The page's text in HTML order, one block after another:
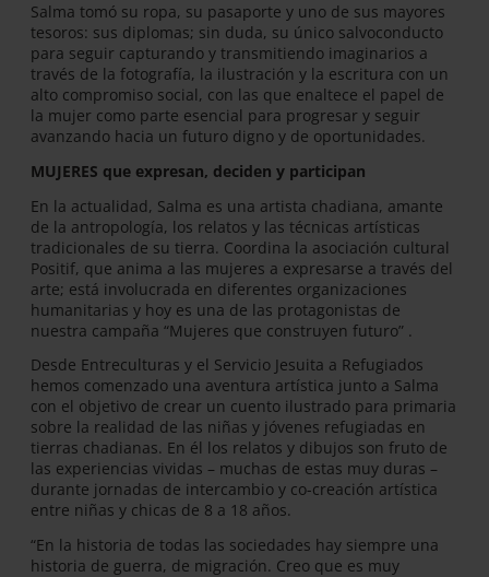
Salma tomó su ropa, su pasaporte y uno de sus mayores
tesoros: sus diplomas; sin duda, su único salvoconducto
para seguir capturando y transmitiendo imaginarios a
través de la fotografía, la ilustración y la escritura con un
alto compromiso social, con las que enaltece el papel de
la mujer como parte esencial para progresar y seguir
avanzando hacia un futuro digno y de oportunidades.
MUJERES que expresan, deciden y participan
En la actualidad, Salma es una artista chadiana, amante
de la antropología, los relatos y las técnicas artísticas
tradicionales de su tierra. Coordina la asociación cultural
Positif, que anima a las mujeres a expresarse a través del
arte; está involucrada en diferentes organizaciones
humanitarias y hoy es una de las protagonistas de
nuestra campaña “Mujeres que construyen futuro” .
Desde Entreculturas y el Servicio Jesuita a Refugiados
hemos comenzado una aventura artística junto a Salma
con el objetivo de crear un cuento ilustrado para primaria
sobre la realidad de las niñas y jóvenes refugiadas en
tierras chadianas. En él los relatos y dibujos son fruto de
las experiencias vividas – muchas de estas muy duras –
durante jornadas de intercambio y co-creación artística
entre niñas y chicas de 8 a 18 años.
“En la historia de todas las sociedades hay siempre una
historia de guerra, de migración. Creo que es muy